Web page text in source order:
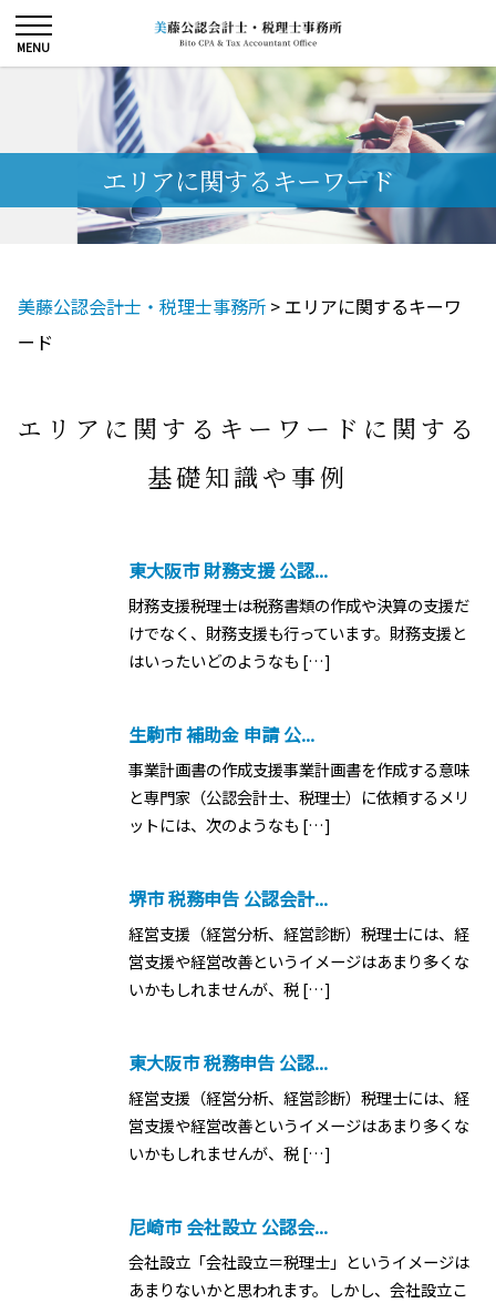
エリアに関するキーワード
美藤公認会計士・税理士事務所 > エリアに関するキーワ
ード
エリアに関するキーワードに関する
基礎知識や事例
東大阪市 財務支援 公認...
財務支援税理士は税務書類の作成や決算の支援だ
けでなく、財務支援も行っています。財務支援と
はいったいどのようなも […]
生駒市 補助金 申請 公...
事業計画書の作成支援事業計画書を作成する意味
と専門家（公認会計士、税理士）に依頼するメリ
ットには、次のようなも […]
堺市 税務申告 公認会計...
経営支援（経営分析、経営診断）税理士には、経
営支援や経営改善というイメージはあまり多くな
いかもしれませんが、税 […]
東大阪市 税務申告 公認...
経営支援（経営分析、経営診断）税理士には、経
営支援や経営改善というイメージはあまり多くな
いかもしれませんが、税 […]
尼崎市 会社設立 公認会...
会社設立「会社設立＝税理士」というイメージは
あまりないかと思われます。しかし、会社設立こ